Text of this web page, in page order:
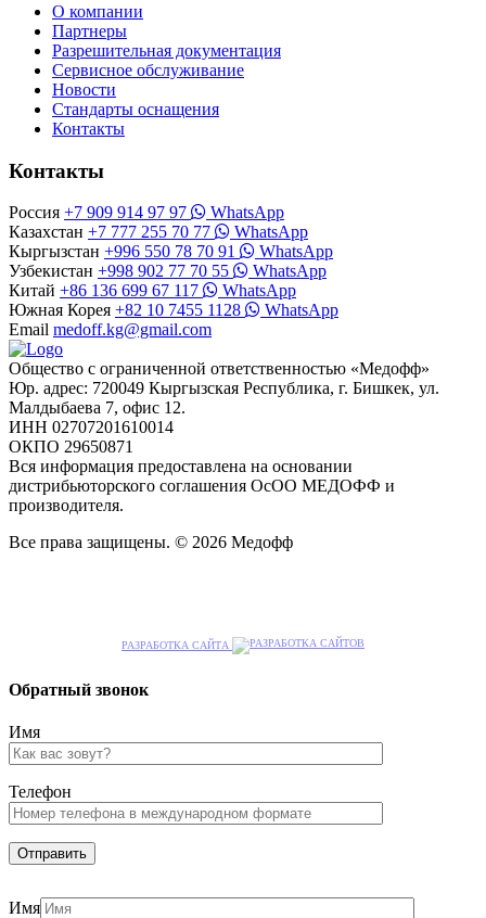
О компании
Партнеры
Разрешительная документация
Сервисное обслуживание
Новости
Стандарты оснащения
Контакты
Контакты
Россия +7 909 914 97 97
WhatsApp
Казахстан +7 777 255 70 77
WhatsApp
Кыргызстан +996 550 78 70 91
WhatsApp
Узбекистан +998 902 77 70 55
WhatsApp
Китай +86 136 699 67 117
WhatsApp
Южная Корея +82 10 7455 1128
WhatsApp
Email medoff.kg@gmail.com
Общество с ограниченной ответственностью «Медофф»
Юр. адрес: 720049 Кыргызская Республика, г. Бишкек, ул.
Малдыбаева 7, офис 12.
ИНН 02707201610014
ОКПО 29650871
Вся информация предоставлена на основании
дистрибьюторского соглашения ОсОО МЕДОФФ и
производителя.
Все права защищены. © 2026 Медофф
РАЗРАБОТКА САЙТА
Обратный звонок
Имя
Телефон
Имя